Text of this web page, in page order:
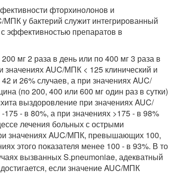
фторхинолонов и
МПК у бактерий служит интегрированный
эффективностью препаратов в
мг 2 раза в день или по 400 мг 3 раза в
AUC/МПК < 125 клинический и
и 26% случаев, а при значениях AUC/
(по 200, 400 или 600 мг один раз в сутки)
выздоровление при значениях AUC/
- в 80%, а при значениях >175 - в 98%
лечения больных с острыми
значениях AUC/МПК, превышающих 100,
этого показателя менее 100 - в 93%. В то
вызванных S.pneumoniae, адекватный
если значение AUC/МПК